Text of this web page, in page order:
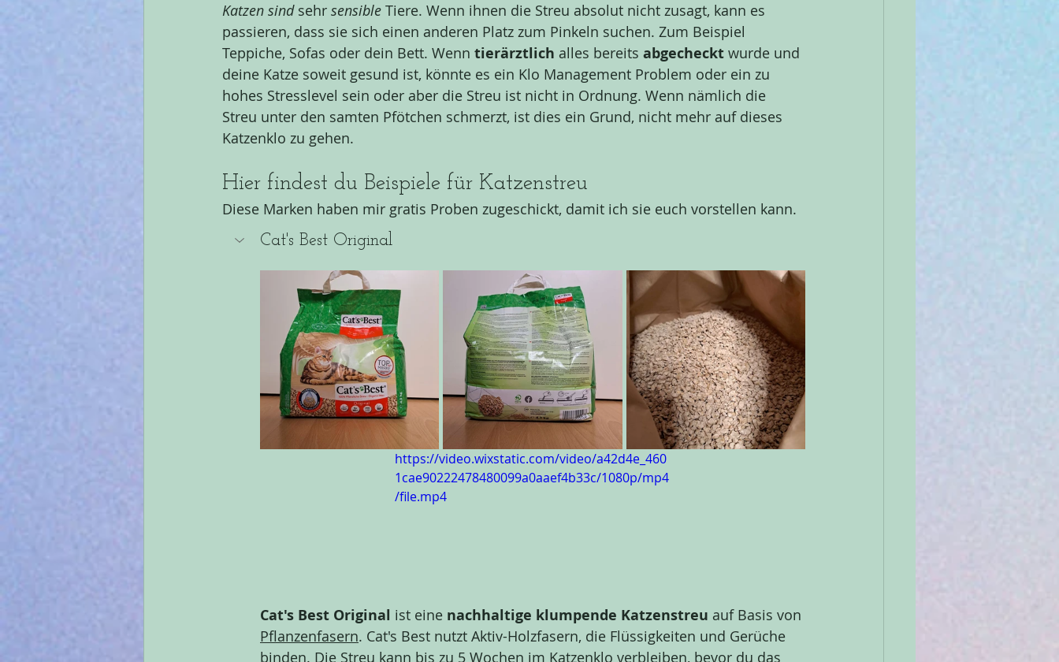
Katzen sind sehr sensible Tiere. Wenn ihnen die Streu absolut nicht zusagt, kann es
passieren, dass sie sich einen anderen Platz zum Pinkeln suchen. Zum Beispiel
Teppiche, Sofas oder dein Bett. Wenn tierärztlich alles bereits abgecheckt wurde und
deine Katze soweit gesund ist, könnte es ein Klo Management Problem oder ein zu
hohes Stresslevel sein oder aber die Streu ist nicht in Ordnung. Wenn nämlich die
Streu unter den samten Pfötchen schmerzt, ist dies ein Grund, nicht mehr auf dieses
Katzenklo zu gehen.
Hier findest du Beispiele für Katzenstreu
Diese Marken haben mir gratis Proben zugeschickt, damit ich sie euch vorstellen kann.
Cat's Best Original
https://video.wixstatic.com/video/a42d4e_460
1cae90222478480099a0aaef4b33c/1080p/mp4
/file.mp4
Cat's Best Original ist eine nachhaltige klumpende Katzenstreu auf Basis von
Pflanzenfasern. Cat's Best nutzt Aktiv-Holzfasern, die Flüssigkeiten und Gerüche
binden. Die Streu kann bis zu 5 Wochen im Katzenklo verbleiben, bevor du das